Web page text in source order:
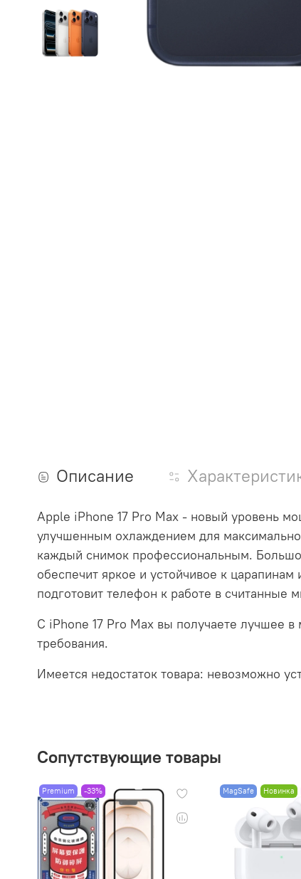
Описание
Apple iPhone 17 Pro Max - новый уровень
улучшенным охлаждением для
каждый снимок профессиональным.
обеспечит яркое и устойчивое к
подготовит телефон к работе в считанные
С iPhone 17 Pro Max вы получаете лучшее
требования.
Имеется недостаток товара: невозможно
Сопутствующие товары
Premium -33% MagSafe Новинка